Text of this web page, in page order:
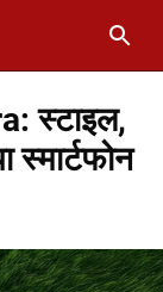
स्टाइल,
स्मार्टफोन